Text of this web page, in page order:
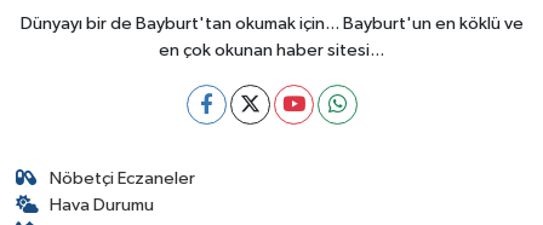
Dünyayı bir de Bayburt'tan okumak için... Bayburt'un en köklü ve
en çok okunan haber sitesi...
Nöbetçi Eczaneler
Hava Durumu